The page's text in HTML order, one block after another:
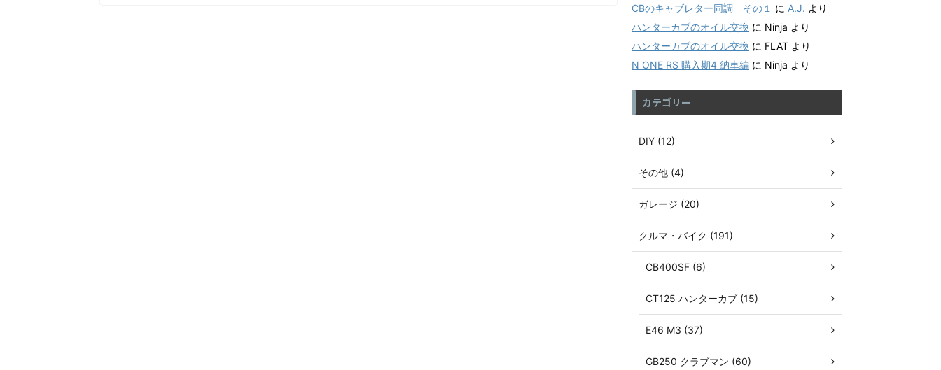
CBのキャブレター同調 その１
に A.J. より
ハンターカブのオイル交換 に Ninja より
ハンターカブのオイル交換 に FLAT より
N ONE RS 購入期4 納車編 に Ninja より
カテゴリー
DIY (12)
その他 (4)
ガレージ (20)
クルマ・バイク (191)
CB400SF (6)
CT125 ハンターカブ (15)
E46 M3 (37)
GB250 クラブマン (60)